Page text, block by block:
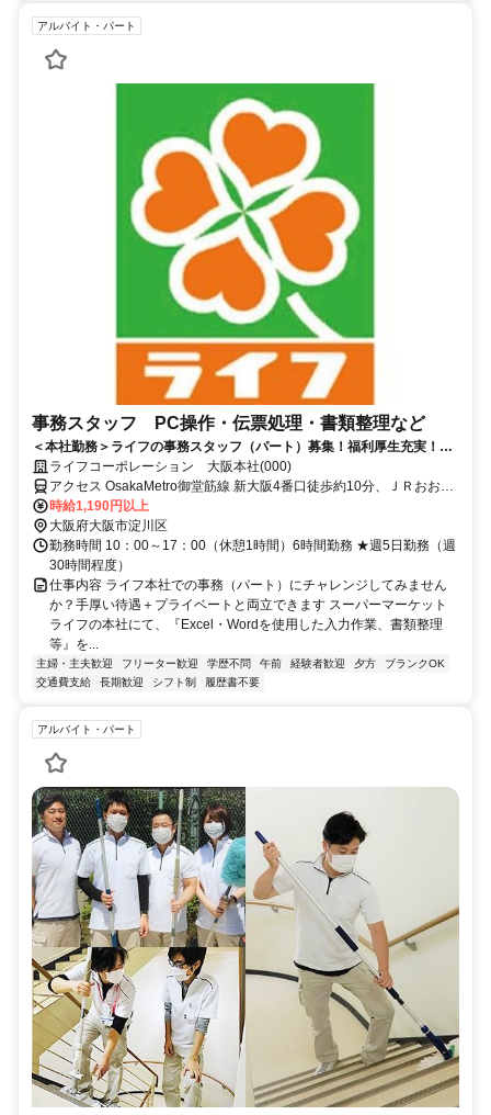
アルバイト・パート
事務スタッフ PC操作・伝票処理・書類整理など
＜本社勤務＞ライフの事務スタッフ（パート）募集！福利厚生充実！安
心・安定のオフィスワーク
ライフコーポレーション 大阪本社(000)
アクセス OsakaMetro御堂筋線 新大阪4番口徒歩約10分、ＪＲおおさ
か東線 新大阪4番口徒歩約10分、ＪＲ東海道新幹線 新大阪4番口徒歩
約10分
時給1,190円以上
大阪府大阪市淀川区
勤務時間 10：00～17：00（休憩1時間）6時間勤務 ★週5日勤務（週
30時間程度）
仕事内容 ライフ本社での事務（パート）にチャレンジしてみません
か？手厚い待遇＋プライベートと両立できます スーパーマーケット
ライフの本社にて、『Excel・Wordを使用した入力作業、書類整理
等』を...
主婦・主夫歓迎 フリーター歓迎 学歴不問 午前 経験者歓迎 夕方
ブランクOK
交通費支給
長期歓迎 シフト制 履歴書不要
アルバイト・パート